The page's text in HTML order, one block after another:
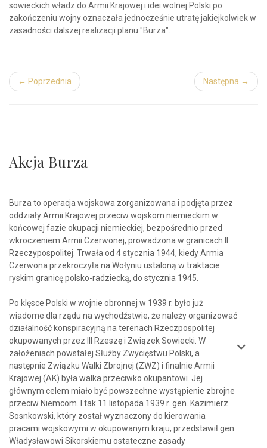
sowieckich władz do Armii Krajowej i idei wolnej Polski po
zakończeniu wojny oznaczała jednocześnie utratę jakiejkolwiek w
zasadności dalszej realizacji planu "Burza".
← Poprzednia Następna →
Akcja Burza
Burza to operacja wojskowa zorganizowana i podjęta przez
oddziały Armii Krajowej przeciw wojskom niemieckim w
końcowej fazie okupacji niemieckiej, bezpośrednio przed
wkroczeniem Armii Czerwonej, prowadzona w granicach II
Rzeczypospolitej. Trwała od 4 stycznia 1944, kiedy Armia
Czerwona przekroczyła na Wołyniu ustaloną w traktacie
ryskim granicę polsko-radziecką, do stycznia 1945.
Po klęsce Polski w wojnie obronnej w 1939 r. było już
wiadome dla rządu na wychodźstwie, że należy organizować
działalność konspiracyjną na terenach Rzeczpospolitej
okupowanych przez III Rzeszę i Związek Sowiecki. W
założeniach powstałej Służby Zwycięstwu Polski, a
następnie Związku Walki Zbrojnej (ZWZ) i finalnie Armii
Krajowej (AK) była walka przeciwko okupantowi. Jej
głównym celem miało być powszechne wystąpienie zbrojne
przeciw Niemcom. I tak 11 listopada 1939 r. gen. Kazimierz
Sosnkowski, który został wyznaczony do kierowania
pracami wojskowymi w okupowanym kraju, przedstawił gen.
Władysławowi Sikorskiemu ostateczne zasady